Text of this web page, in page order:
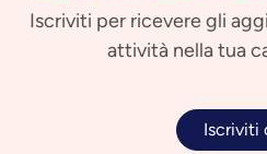
Iscriviti per ricevere gli
attività nella tua
Iscriviti